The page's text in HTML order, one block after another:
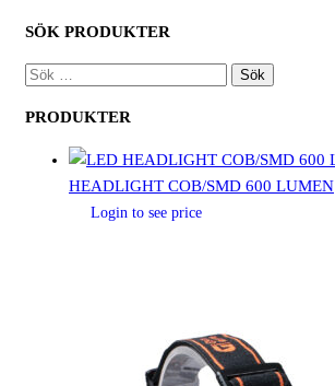
SÖK PRODUKTER
SÖK
PRODUKTER
HEADLIGHT COB/SMD 600 LUMEN
Login to see price